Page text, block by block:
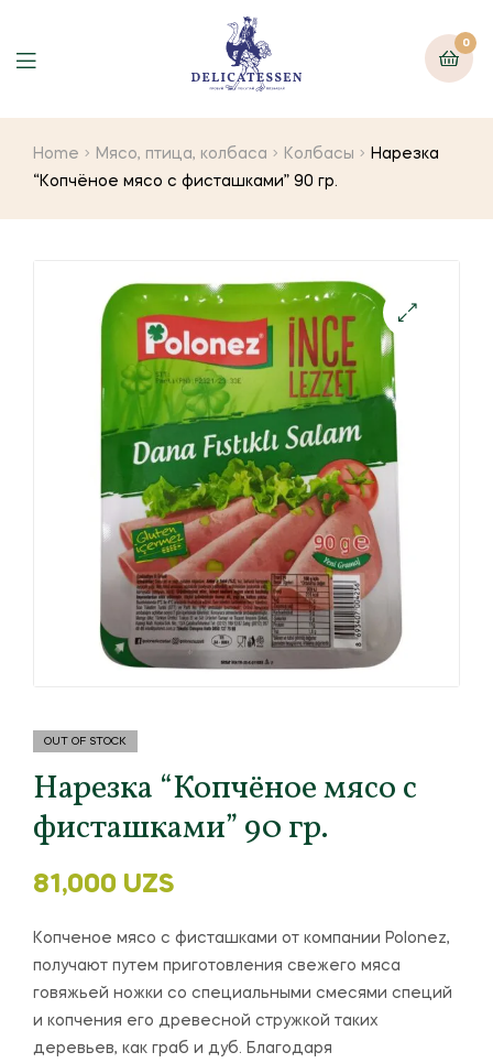
0
Home Мясо, птица, колбаса Колбасы
Нарезка
“Копчёное мясо с фисташками” 90 гр.
OUT OF STOCK
Нарезка “Копчёное мясо с
фисташками” 90 гр.
81,000 UZS
Копченое мясо с фисташками от компании Polonez,
получают путем приготовления свежего мяса
говяжьей ножки со специальными смесями специй
и копчения его древесной стружкой таких
деревьев, как граб и дуб. Благодаря